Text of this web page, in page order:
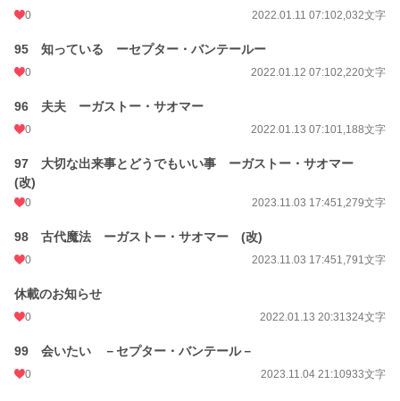
0 2022.01.11 07:102,032文字
95 知っている ーセプター・バンテールー
0 2022.01.12 07:102,220文字
96 夫夫 ーガストー・サオマー
0 2022.01.13 07:101,188文字
97 大切な出来事とどうでもいい事 ーガストー・サオマー
(改)
0 2023.11.03 17:451,279文字
98 古代魔法 ーガストー・サオマー (改)
0 2023.11.03 17:451,791文字
休載のお知らせ
0 2022.01.13 20:31324文字
99 会いたい －セプター・バンテール－
0 2023.11.04 21:10933文字